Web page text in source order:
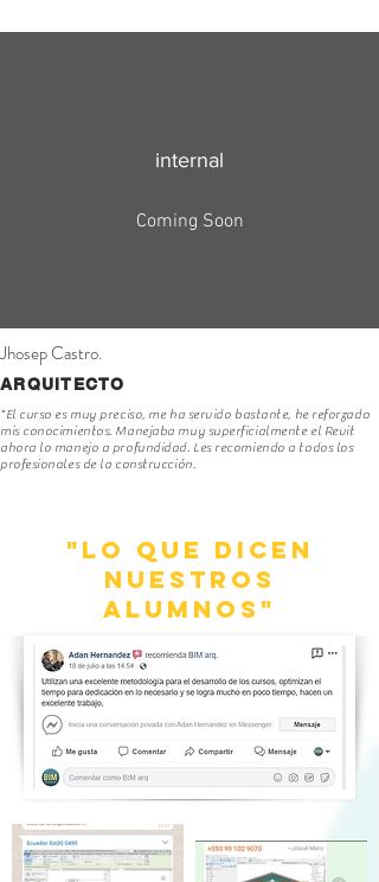
Jhosep Castro.
ARQUITECTO
"El curso es muy preciso, me ha servido bastante, he reforzado
mis conocimientos. Manejaba muy superficialmente el Revit
ahora lo manejo a profundidad. Les recomiendo a todos los
profesionales de la construcción.
internal
Coming Soon
"lo que dicen
nuestros
alumnos"